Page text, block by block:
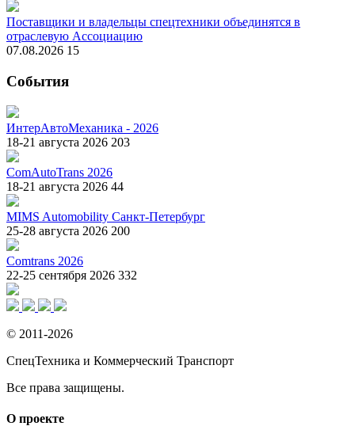
Поставщики и владельцы спецтехники объединятся в
отраслевую Ассоциацию
07.08.2026 15
События
ИнтерАвтоМеханика - 2026
18-21 августа 2026 203
ComAutoTrans 2026
18-21 августа 2026 44
MIMS Automobility Санкт-Петербург
25-28 августа 2026 200
Comtrans 2026
22-25 сентября 2026 332
© 2011-2026
СпецТехника и Коммерческий Транспорт
Все права защищены.
О проекте